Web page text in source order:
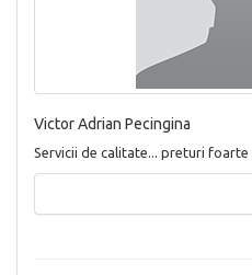
Victor Adrian Pecingina
Servicii de calitate... preturi